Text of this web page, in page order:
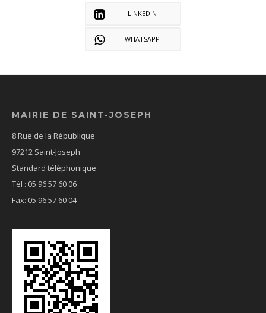
LINKEDIN
WHATSAPP
MAIRIE DE SAINT-JOSEPH
8 Rue de la République
97212 Saint-Joseph
Standard téléphonique
Tél : 05 96 57 60 06
Fax: 05 96 57 60 04